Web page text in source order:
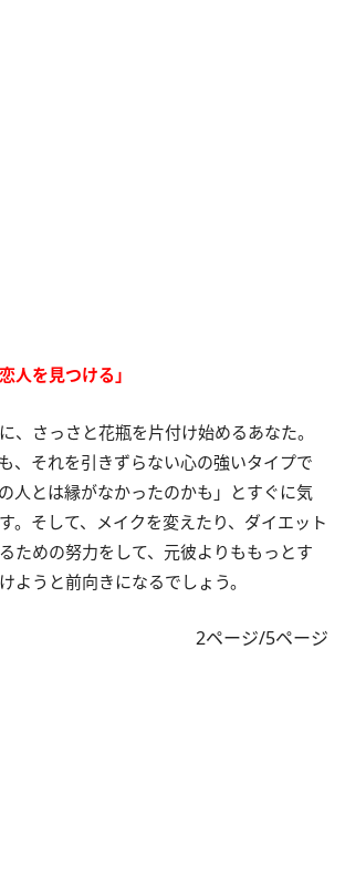
人を見つける」
、さっさと花瓶を片付け始めるあなた。
、それを引きずらない心の強いタイプで
人とは縁がなかったのかも」とすぐに気
。そして、メイクを変えたり、ダイエット
ための努力をして、元彼よりももっとす
ようと前向きになるでしょう。
2ページ/5ページ